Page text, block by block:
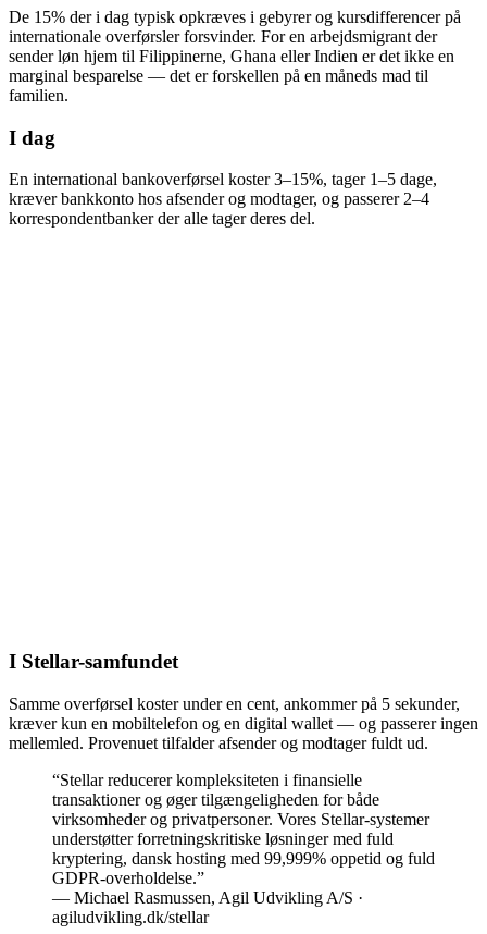
De 15% der i dag typisk opkræves i gebyrer og kursdifferencer på
internationale overførsler forsvinder. For en arbejdsmigrant der
sender løn hjem til Filippinerne, Ghana eller Indien er det ikke en
marginal besparelse — det er forskellen på en måneds mad til
familien.
I dag
En international bankoverførsel koster 3–15%, tager 1–5 dage,
kræver bankkonto hos afsender og modtager, og passerer 2–4
korrespondentbanker der alle tager deres del.
I Stellar-samfundet
Samme overførsel koster under en cent, ankommer på 5 sekunder,
kræver kun en mobiltelefon og en digital wallet — og passerer ingen
mellemled. Provenuet tilfalder afsender og modtager fuldt ud.
“Stellar reducerer kompleksiteten i finansielle
transaktioner og øger tilgængeligheden for både
virksomheder og privatpersoner. Vores Stellar-systemer
understøtter forretningskritiske løsninger med fuld
kryptering, dansk hosting med 99,999% oppetid og fuld
GDPR-overholdelse.”
— Michael Rasmussen, Agil Udvikling A/S ·
agiludvikling.dk/stellar